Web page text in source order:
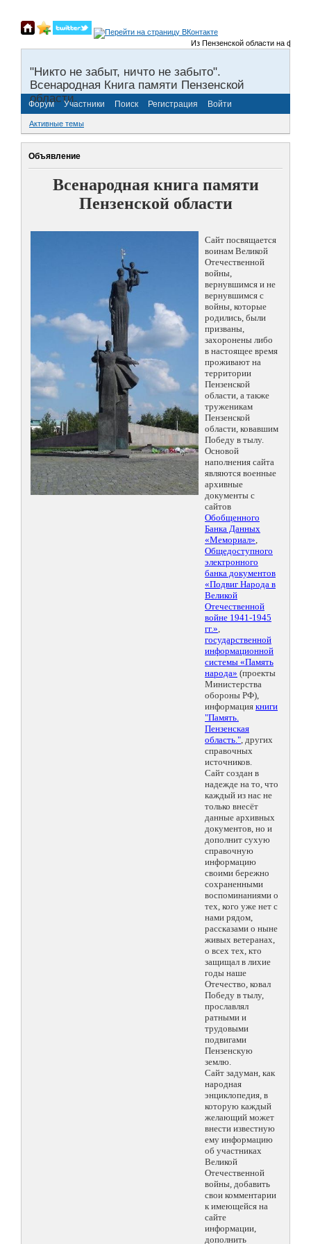
Из Пензенской области на
"Никто не забыт, ничто не забыто".
Всенародная Книга памяти Пензенской
области.
Форум Участники Поиск Регистрация Войти
Активные темы
Объявление
Всенародная книга памяти
Пензенской области
Сайт посвящается
воинам Великой
Отечественной
войны,
вернувшимся и не
вернувшимся с
войны, которые
родились, были
призваны,
захоронены либо
в настоящее время
проживают на
территории
Пензенской
области, а также
труженикам
Пензенской
области, ковавшим
Победу в тылу.
Основой
наполнения сайта
являются военные
архивные
документы с
сайтов
Обобщенного
Банка Данных
«Мемориал»,
Общедоступного
электронного
банка документов
«Подвиг Народа в
Великой
Отечественной
войне 1941-1945
гг.»,
государственной
информационной
системы «Память
народа» (проекты
Министерства
обороны РФ),
информация книги
"Память.
Пензенская
область.", других
справочных
источников.
Сайт создан в
надежде на то, что
каждый из нас не
только внесёт
данные архивных
документов, но и
дополнит сухую
справочную
информацию
своими бережно
сохраненными
воспоминаниями о
тех, кого уже нет с
нами рядом,
рассказами о ныне
живых ветеранах,
о всех тех, кто
защищал в лихие
годы наше
Отечество, ковал
Победу в тылу,
прославлял
ратными и
трудовыми
подвигами
Пензенскую
землю.
Сайт задуман, как
народная
энциклопедия, в
которую каждый
желающий может
внести известную
ему информацию
об участниках
Великой
Отечественной
войны, добавить
свои комментарии
к имеющейся на
сайте
информации,
дополнить